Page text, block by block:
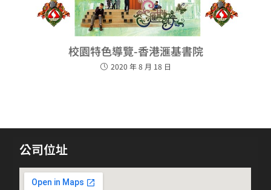
校園特色導覽-香港滙基書院
2020 年 8 月 18 日
公司位址